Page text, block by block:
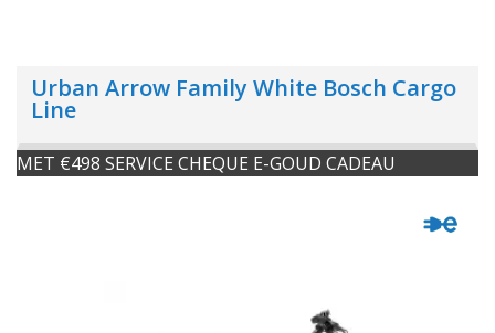
Urban Arrow Family White Bosch Cargo
Line
MET €498 SERVICE CHEQUE E-GOUD CADEAU